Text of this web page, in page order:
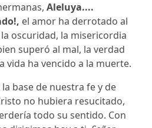
Aleluya....
el amor ha derrotado al
oscuridad, la misericordia
superó al mal, la verdad
vida ha vencido a la muerte.
base de nuestra fe y de
no hubiera resucitado,
todo su sentido. Con